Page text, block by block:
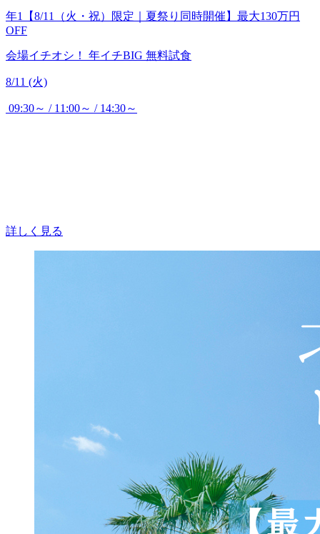
年1【8/11（火・祝）限定｜夏祭り同時開催】最大130万円
OFF
会場イチオシ！ 年イチBIG 無料試食
8/11 (火)
09:30～ / 11:00～ / 14:30～
詳しく見る